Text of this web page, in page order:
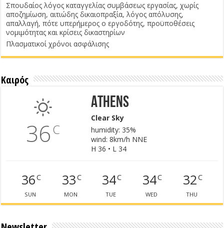
Σπουδαίος λόγος καταγγελίας συμβάσεως εργασίας, χωρίς
αποζημίωση, αιτιώδης δικαιοπραξία, λόγος απόλυσης,
απαλλαγή, πότε υπερήμερος ο εργοδότης, προϋποθέσεις
νομιμότητας και κρίσεις δικαστηρίων
Πλασματικοί χρόνοι ασφάλισης
Καιρός
36C
Athens
Clear Sky
humidity: 35%
wind: 8km/h NNE
H 36 • L 34
36C
SUN
33C
MON
34C
TUE
34C
WED
32C
THU